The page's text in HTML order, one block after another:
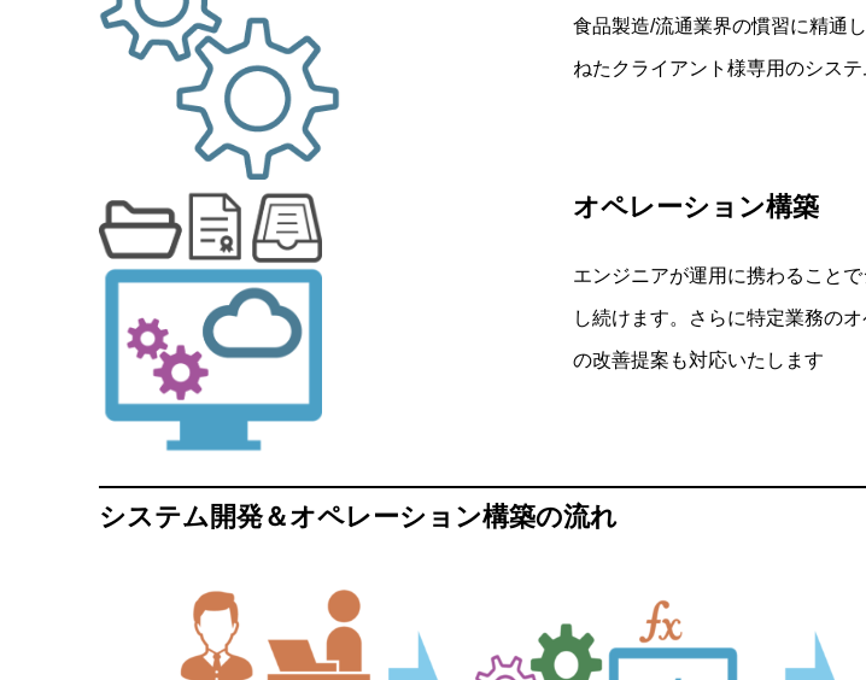
食品製造/流通業界の慣習に精通
ねたクライアント様専用のシス
オペレーション構築
エンジニアが運用に携わること
し続けます。さらに特定業務の
の改善提案も対応いたします
システム開発＆オペレーション構築の流れ